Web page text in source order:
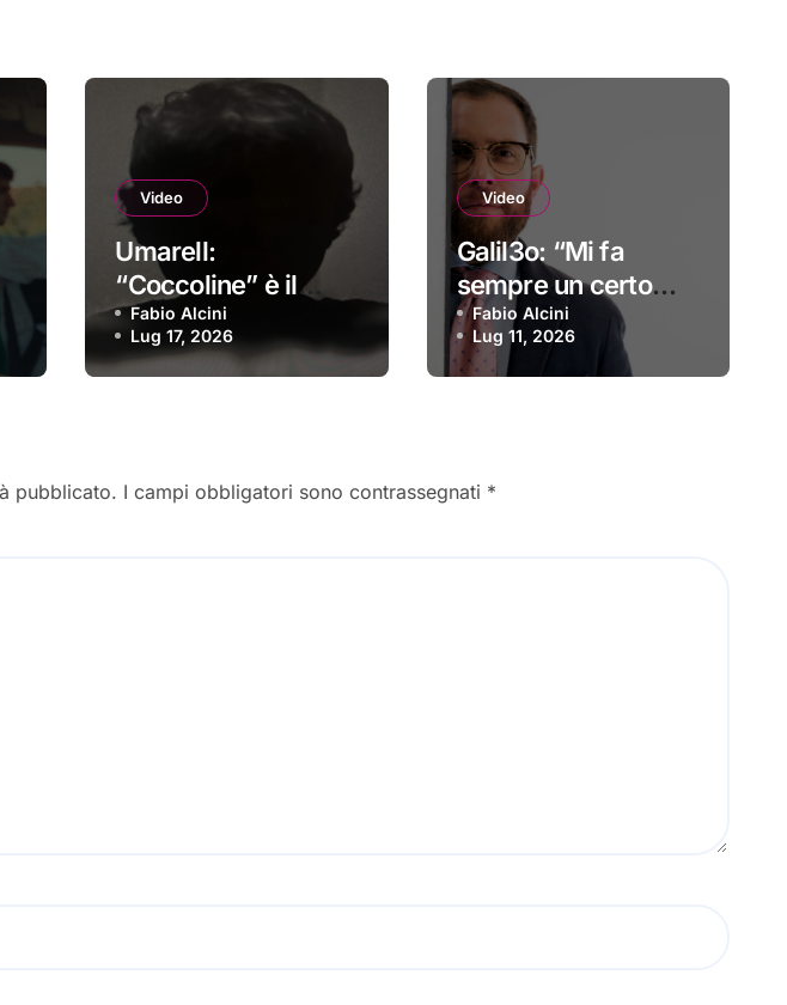
Video
Umarell:
“Coccoline” è il
nuovo video
Fabio Alcini
Lug 17, 2026
Video
Galil3o: “Mi fa
sempre un certo
effetto” è il nuovo
video
Fabio Alcini
Lug 11, 2026
pubblicato. I campi obbligatori sono contrassegnati *